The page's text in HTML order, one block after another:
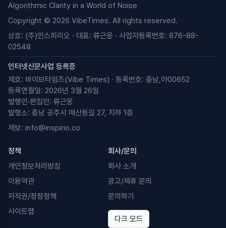
Algorithmic Clarity in a World of Noise
Copyright © 2026 VibeTimes. All rights reserved.
상호: (주)인스피리오 · 대표: 류근웅 · 사업자등록번호: 876-88-
02548
인터넷신문사업 등록증
제호: 바이브타임즈(Vibe Times) · 등록번호: 충남,아00652
등록연월일: 2026년 3월 26일
발행인·편집인: 류근웅
발행소: 충남 공주시 매산동길 27, 지하 1층
제보: info@inspirio.co
정책
개인정보처리방침
이용약관
저작권/정정정책
사이트맵
회사/문의
회사 소개
광고/제휴 문의
문의하기
다크 모드